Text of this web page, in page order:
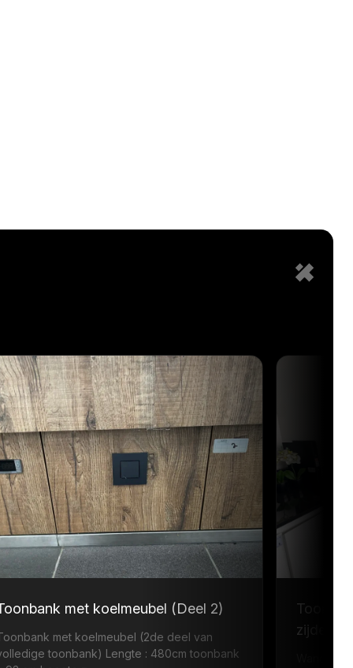
met koelmeubel (Deel 2)
met koelmeubel (2de deel van
toonbank) Lengte : 480cm toonbank
zijde